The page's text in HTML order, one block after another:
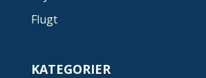
Flugt
KATEGORIER